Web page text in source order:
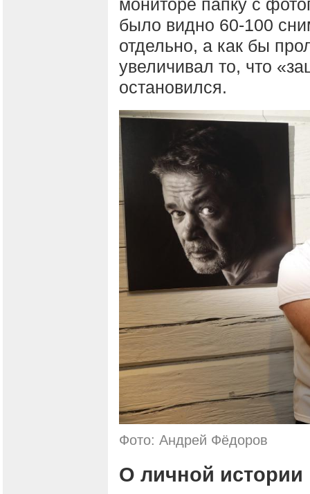
мониторе папку с
было видно 60-100
отдельно, а как бы
увеличивал то, что
остановился.
Фото: Андрей Фёдоров
О личной истории